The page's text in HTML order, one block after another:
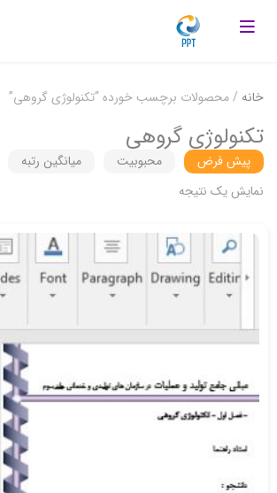
خانه / محصولات برچسب خورده “تکنولوژی گروهی”
تکنولوژی گروهی
پیش فرض محبوبیت میانگین رتبه
نمایش یک نتیجه